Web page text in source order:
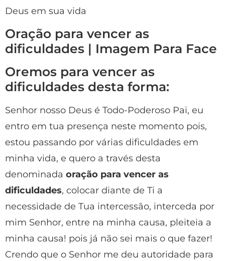
Deus em sua vida
Oração para vencer as
dificuldades | Imagem Para Face
Oremos para vencer as
dificuldades desta forma:
Senhor nosso Deus é Todo-Poderoso Pai, eu
entro em tua presença neste momento pois,
estou passando por várias dificuldades em
minha vida, e quero a través desta
denominada oração para vencer as
dificuldades, colocar diante de Ti a
necessidade de Tua intercessão, interceda por
mim Senhor, entre na minha causa, pleiteia a
minha causa! pois já não sei mais o que fazer!
Crendo que o Senhor me deu autoridade para